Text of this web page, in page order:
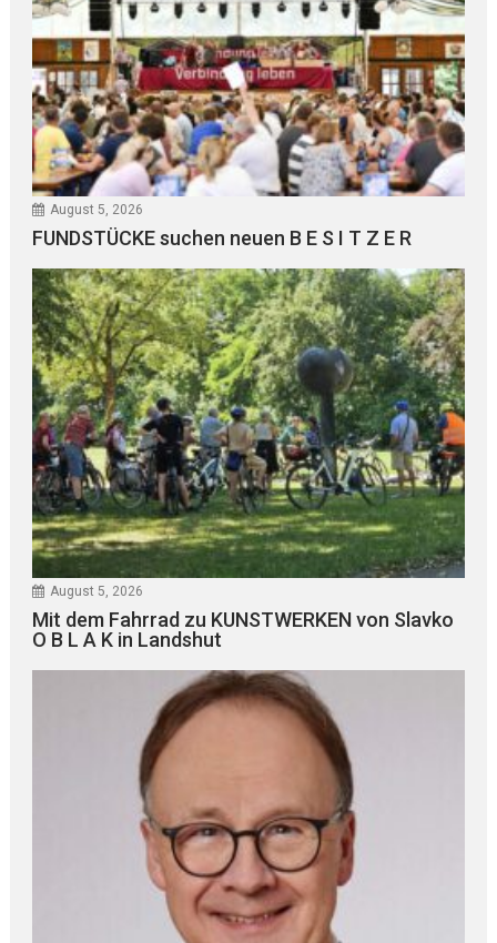
August 5, 2026
FUNDSTÜCKE suchen neuen B E S I T Z E R
August 5, 2026
Mit dem Fahrrad zu KUNSTWERKEN von Slavko
O B L A K in Landshut